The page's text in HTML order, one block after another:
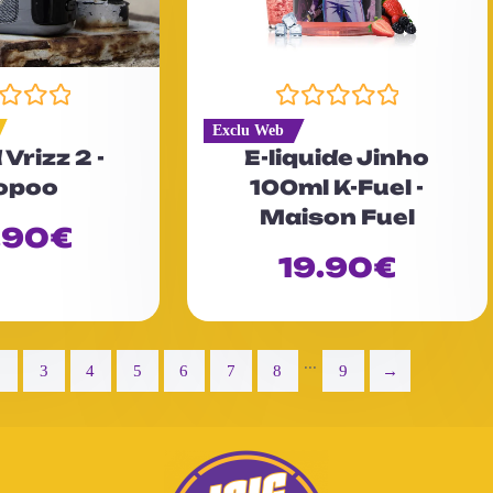
2 -
€
N
o
t
e
0
u
Exclu Web
E-liquide Jinho
100ml K-Fuel -
Maison Fuel
19.90€
3 4 5 6 7 8 ... 9 →